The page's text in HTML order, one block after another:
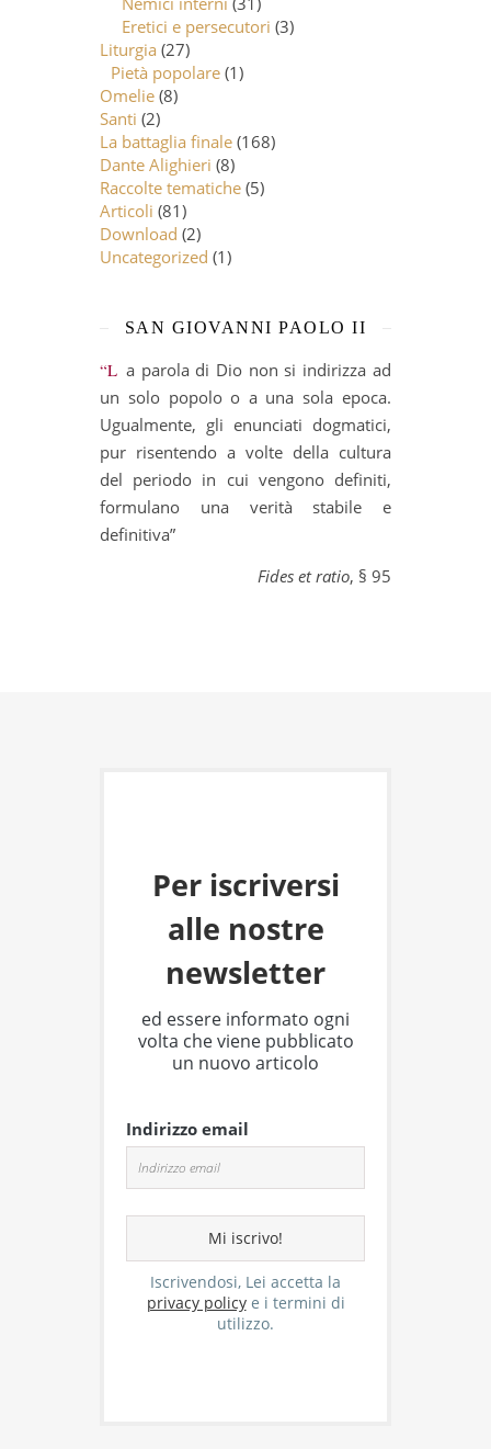
Eretici e persecutori (3)
Liturgia (27)
Pietà popolare (1)
Omelie (8)
Santi (2)
La battaglia finale (168)
Dante Alighieri (8)
Raccolte tematiche (5)
Articoli (81)
Download (2)
Uncategorized (1)
SAN GIOVANNI PAOLO II
“La parola di Dio non si indirizza ad
un solo popolo o a una sola epoca.
Ugualmente, gli enunciati dogmatici,
pur risentendo a volte della cultura
del periodo in cui vengono definiti,
formulano una verità stabile e
definitiva”
Fides et ratio, § 95
Per iscriversi
alle nostre
newsletter
ed essere informato ogni
volta che viene pubblicato
un nuovo articolo
Indirizzo email
Iscrivendosi, Lei accetta la
privacy policye i termini di
utilizzo.